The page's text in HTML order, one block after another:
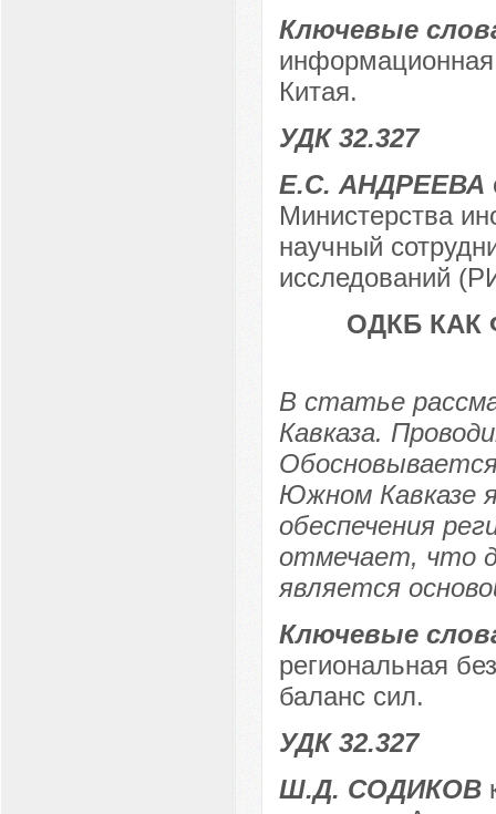
Ключевые
информационная
Китая.
УДК 32.327
Е.С. АНДРЕЕВА
Министерства
научный
исследований
ОДКБ
В статье
Кавказа.
Южном Кавказе
обеспечения
отмечает, что
является
Ключевые
региональная
баланс сил.
УДК 32.327
Ш.Д. СОДИКОВ